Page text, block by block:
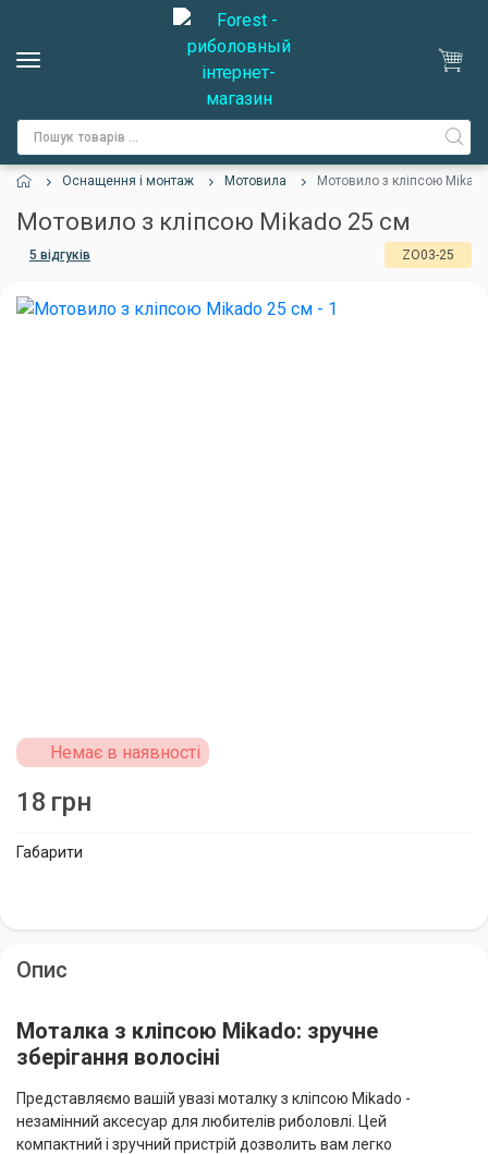
Оснащення і монтаж Мотовила Мотовило з кліпсою
Мотовило з кліпсою Mikado 25 см
5 відгуків ZO03-25
Габарити
Немає в наявності
18 грн
Опис
Моталка з кліпсою Mikado: зручне
зберігання волосіні
Представляємо вашій увазі моталку з кліпсою Mikado -
незамінний аксесуар для любителів риболовлі. Цей
компактний і зручний пристрій дозволить вам легко